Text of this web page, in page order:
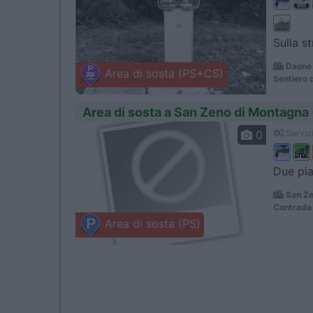
Area di sosta (PS+CS)
Sulla
Sentiero
Area di sosta a San Zeno di Montagna
Area di sosta (PS)
0
Due
San
Contrada